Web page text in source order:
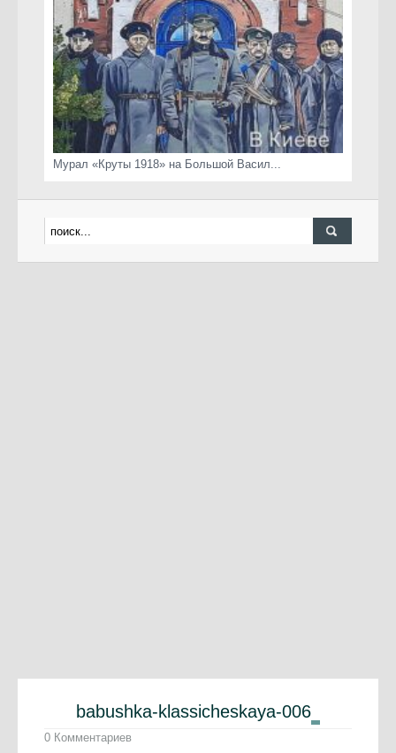
Мурал «Круты 1918» на Большой Васил...
babushka-klassicheskaya-006
0 Комментариев